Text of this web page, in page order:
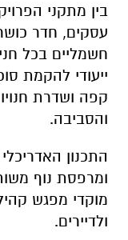
בין מתקני
עסקים, חדר
חשמליים בכל
ייעודי להקמת
קפה ושדרת
והסביבה.
התכנון
ומרפסת נוף
מוקדי מפגש
ולדיירים.